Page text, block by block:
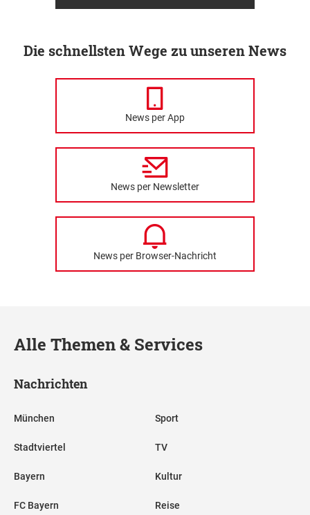
Die schnellsten Wege zu unseren News
News per App
News per Newsletter
News per Browser-Nachricht
Alle Themen & Services
Nachrichten
München
Stadtviertel
Bayern
FC Bayern
Sport
TV
Kultur
Reise